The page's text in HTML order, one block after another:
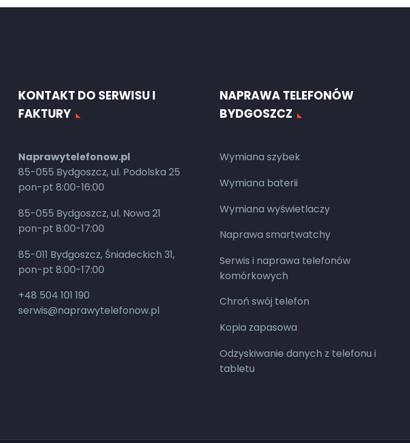
KONTAKT DO SERWISU I
FAKTURY
Naprawytelefonow.pl
85-055 Bydgoszcz, ul. Podolska 25
pon-pt 8:00-16:00
85-055 Bydgoszcz, ul. Nowa 21
pon-pt 8:00-17:00
85-011 Bydgoszcz, Śniadeckich 31,
pon-pt 8:00-17:00
+48 504 101 190
serwis@naprawytelefonow.pl
NAPRAWA TELEFONÓW
BYDGOSZCZ
Wymiana szybek
Wymiana baterii
Wymiana wyświetlaczy
Naprawa smartwatchy
Serwis i naprawa telefonów
komórkowych
Chroń swój telefon
Kopia zapasowa
Odzyskiwanie danych z telefonu i
tabletu